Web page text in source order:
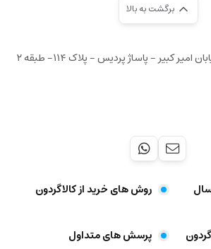
برگشت به بالا
سه راه امین حضور - خیابان امیر کبیر - پاساژ پردیس - پلاک ۱۱۴- طبقه ۲
روش های خرید از کالاگردون
پرسش های متداول